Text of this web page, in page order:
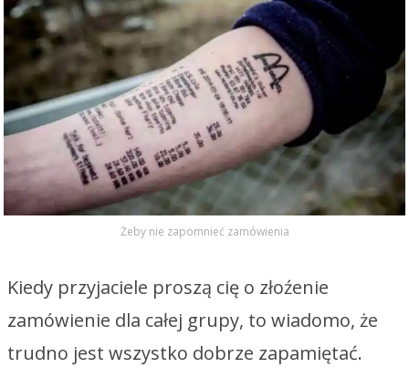
Żeby nie zapomnieć zamówienia
Kiedy przyjaciele proszą cię o złoźenie
zamówienie dla całej grupy, to wiadomo, że
trudno jest wszystko dobrze zapamiętać.